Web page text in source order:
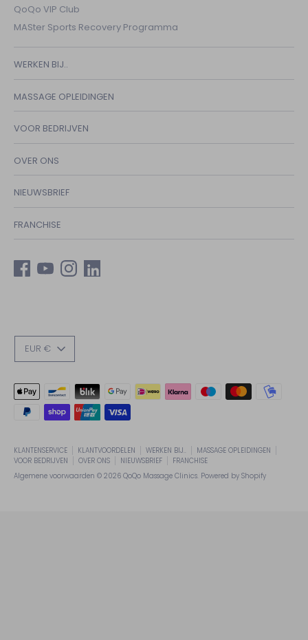
QoQo VIP Club
MASter Sports Recovery Programma
WERKEN BIJ..
MASSAGE OPLEIDINGEN
VOOR BEDRIJVEN
OVER ONS
NIEUWSBRIEF
FRANCHISE
KLANTENSERVICE KLANTVOORDELEN WERKEN BIJ..
MASSAGE OPLEIDINGEN
VOOR BEDRIJVEN
OVER ONS NIEUWSBRIEF
FRANCHISE
Algemene voorwaarden © 2026 QoQo Massage Clinics. Powered by Shopify
VALUTA
EUR €
Geaccepteerde
betaalmethodes